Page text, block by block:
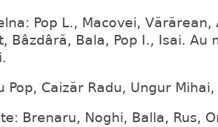
Pop L., Macovei,
Bâzdâră, Bala, Pop I., Isai. Au
Pop, Caizăr Radu, Ungur
Brenaru, Noghi, Balla, Rus,